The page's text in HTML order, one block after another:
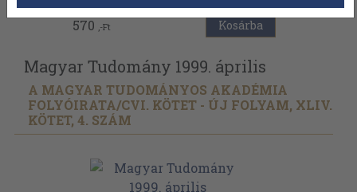
570 ,-Ft Kosárba
Magyar Tudomány 1999. április
A MAGYAR TUDOMÁNYOS AKADÉMIA
FOLYÓIRATA/CVI. KÖTET - ÚJ FOLYAM, XLIV.
KÖTET, 4. SZÁM